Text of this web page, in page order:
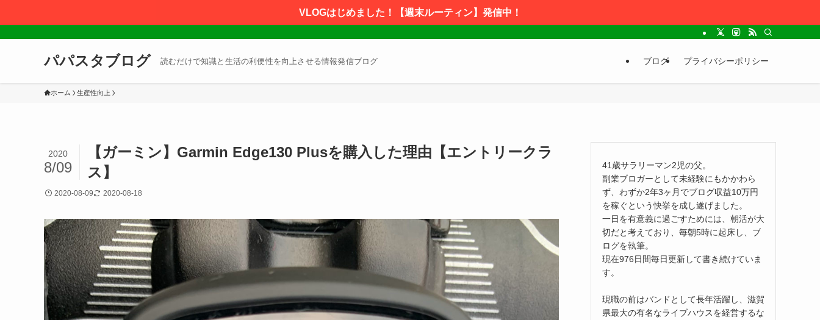
VLOGはじめました！【週末ルーティン】発信中！
パパスタブログ 読むだけで知識と生活の利便性を向上させる情報発信ブログ ブログ プライバシーポリシー
ホーム 生産性向上
【ガーミン】Garmin Edge130 Plusを購入した理由【エントリークラ
ス】
2020
8/09
2020-08-09 2020-08-18
41歳サラリーマン2児の父。
副業ブロガーとして未経験にもかかわら
ず、わずか2年3ヶ月でブログ収益10万円
を稼ぐという快挙を成し遂げました。
一日を有意義に過ごすためには、朝活が大
切だと考えており、毎朝5時に起床し、ブ
ログを執筆。
現在976日間毎日更新して書き続けていま
す。
現職の前はバンドとして長年活躍し、滋賀
県最大の有名なライブハウスを経営するな